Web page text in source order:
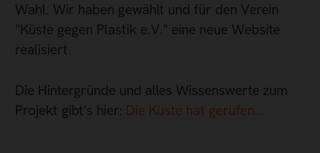
Wahl. Wir haben gewählt und für den Verein
"Küste gegen Plastik e.V." eine neue Website
realisiert.
Die Hintergründe und alles Wissenswerte zum
Projekt gibt's hier: Die Küste hat gerufen...